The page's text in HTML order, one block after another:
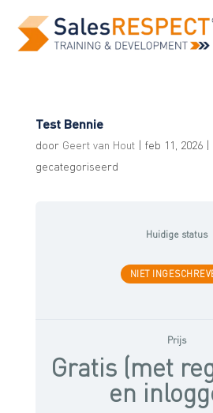
Test Bennie
door Geert van Hout| feb 11, 2026|
gecategoriseerd
Huidige status
NIET
Prijs
Gratis (met
en